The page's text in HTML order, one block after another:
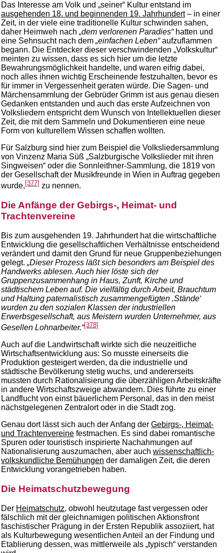
Das Interesse am Volk und „seiner“ Kultur entstand im
ausgehenden 18. und beginnenden 19. Jahrhundert– in einer
Zeit, in der viele eine traditionelle Kultur schwinden sahen,
daher Heimweh nach „dem verlorenen Paradies“hatten und
eine Sehnsucht nach dem „einfachen Leben“aufzuflammen
begann. Die Entdecker dieser verschwindenden „Volkskultur“
meinten zu wissen, dass es sich hier um die letzte
Bewahrungsmöglichkeit handelte, und waren eifrig dabei,
noch alles ihnen wichtig Erscheinende festzuhalten, bevor es
für immer in Vergessenheit geraten würde. Die Sagen- und
Märchensammlung der Gebrüder Grimm ist aus genau diesen
Gedanken entstanden und auch das erste Aufzeichnen von
Volksliedern entspricht dem Wunsch von Intellektuellen dieser
Zeit, die mit dem Sammeln und Dokumentieren eine neue
Form von kulturellem Wissen schaffen wollten.
Für Salzburg sind hier zum Beispiel die Volksliedersammlung
von Vinzenz Maria Süß „Salzburgische Volkslieder mit ihren
Singweisen“ oder die Sonnleithner-Sammlung, die 1819 von
der Gesellschaft der Musikfreunde in Wien in Auftrag gegeben
wurde, [377] zu nennen.
Die Anfänge der Gebirgs-, Heimat- und
Trachtenvereine
Bis zum ausgehenden 19. Jahrhundert hat die wirtschaftliche
Entwicklung die gesellschaftlichen Verhältnisse entscheidend
verändert und damit den Grund für neue Gruppenbeziehungen
gelegt. „Dieser Prozess läßt sich besonders am Beispiel des
Handwerks ablesen. Auch hier löste sich der
Gruppenzusammenhang in Haus, Zunft, Kirche und
städtischem Leben auf. Die vielfältig durch Arbeit, Brauchtum
und Haltung paternalistisch zusammengefügten ‚Stände‘
wurden zu den sozialen Klassen der industriellen
Erwerbsgesellschaft, aus Meistern wurden Unternehmer, aus
Gesellen Lohnarbeiter.“[378]
Auch auf die Landwirtschaft wirkte sich die neuzeitliche
Wirtschaftsentwicklung aus: So musste einerseits die
Produktion gesteigert werden, da die industrielle und
städtische Bevölkerung stetig wuchs, und andererseits
mussten durch Rationalisierung die überzähligen Arbeitskräfte
in andere Wirtschaftszweige abwandern. Dies führte zu einer
Landflucht von einst bäuerlichem Personal, das in den meist
nächstgelegenen Zentralort oder in die Stadt zog.
Genau dort lässt sich auch der Anfang der Gebirgs-, Heimat-
und Trachtenvereine festmachen. Es sind dabei romantische
Spuren oder touristisch inspirierte Nachahmungen auf
Nationalisierung auszumachen, aber auch wissenschaftlich-
volkskundliche Bemühungen der damaligen Zeit, die deren
Entwicklung vorangetrieben haben.
Die Heimatschutzbewegung
Der Heimatschutz, obwohl heutzutage fast vergessen oder
fälschlich mit der gleichnamigen politischen Aktionsfront
faschistischer Prägung in der Ersten Republik assoziiert, hat
als Kulturbewegung wesentlichen Anteil an der Findung und
Etablierung dessen, was mittlerweile als „typisch“ verstanden